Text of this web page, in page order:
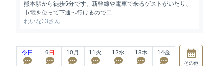
熊本駅から徒歩5分です。新幹線や電車で来るゲストがいたり、
市電を使って下通へ行けるので二...
れいな33さん
今日 9 日 10月 11火 12水 13木 14金
その他